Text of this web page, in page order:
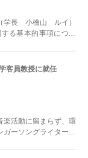
学長 小檜山 ルイ）
る基本的事項につい
客員教授に就任
楽活動に留まらず、環
ーソングライターの